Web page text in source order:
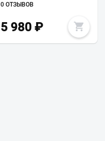
0 ОТЗЫВОВ
5 980₽